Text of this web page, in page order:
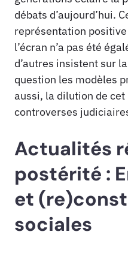
débats d’aujourd’hui.
représentation
l’écran n’a pas été
d’autres insistent sur
question les modèles
aussi, la dilution de
controverses
Actualités
postérité :
et
sociales